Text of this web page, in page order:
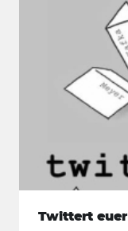
Twittert